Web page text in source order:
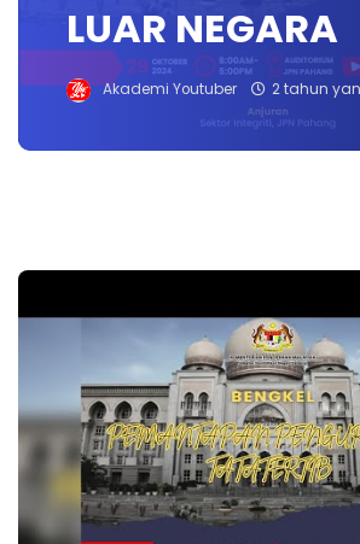
LUAR NEGARA
Akademi Youtuber 2 tahun